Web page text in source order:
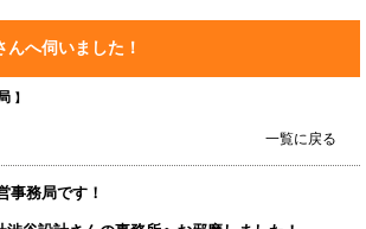
へ伺いました！
】
一覧に戻る
事務局です！